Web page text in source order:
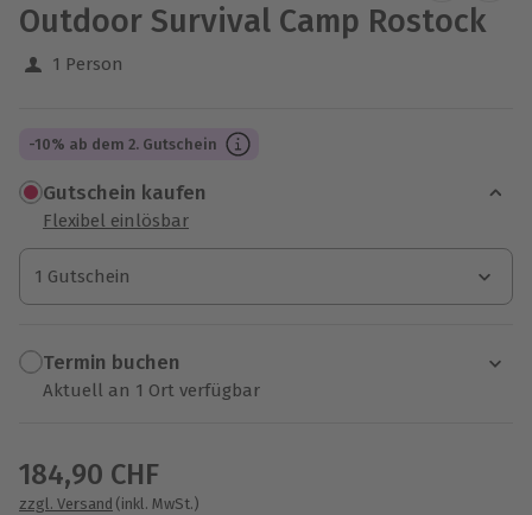
Outdoor Survival Camp Rostock
1 Person
-10% ab dem 2. Gutschein
Gutschein kaufen
Flexibel einlösbar
1 Gutschein
1 Gutschein
1 Gutschein
Termin buchen
Aktuell an 1 Ort verfügbar
184,90 CHF
zzgl. Versand (inkl. MwSt.)